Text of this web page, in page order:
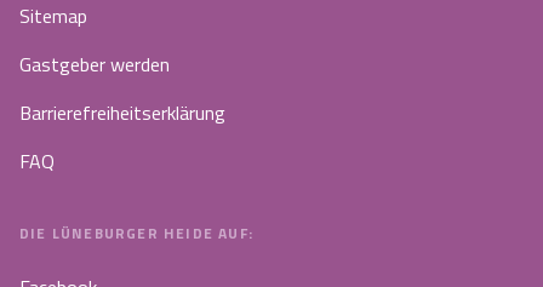
Sitemap
Gastgeber werden
Barrierefreiheitserklärung
FAQ
DIE LÜNEBURGER HEIDE AUF: